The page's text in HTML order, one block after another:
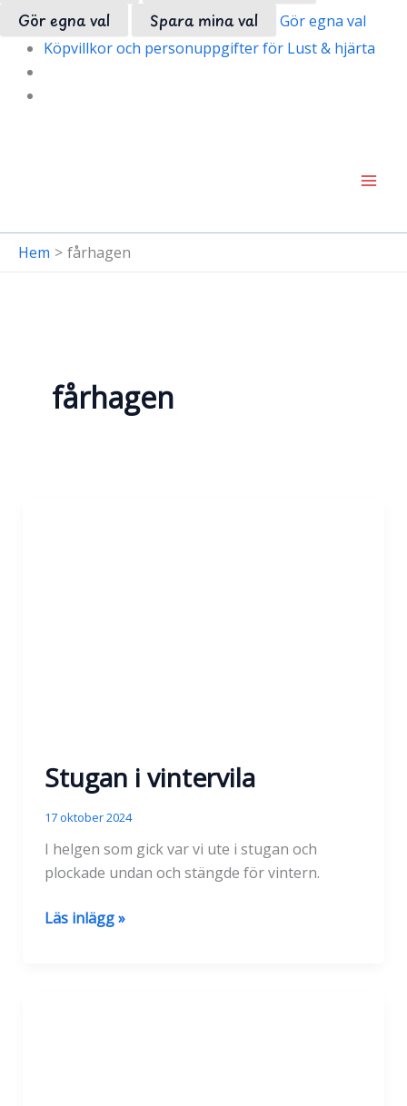
Gör egna val
Spara mina val
Gör egna val
Köpvillkor och personuppgifter för Lust & hjärta
Hem fårhagen
fårhagen
Stugan i vintervila
17 oktober 2024
I helgen som gick var vi ute i stugan och
plockade undan och stängde för vintern.
Stugan
Läs inlägg »